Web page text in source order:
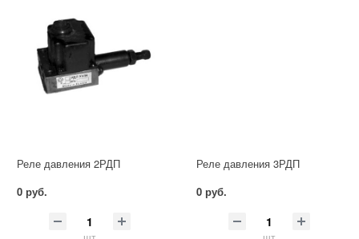
Реле давления 2РДП
0 руб.
Реле давления 3РДП
0 руб.